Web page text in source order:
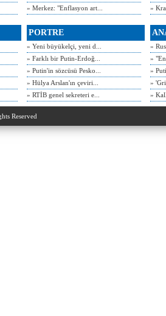
» Merkez: "Enflasyon art...
»
PORTRE
» Yeni büyükelçi, yeni d...
» Farklı bir Putin-Erdoğ...
» Putin'in sözcüsü Pesko...
» Hülya Arslan'ın çeviri...
» RTİB genel sekreteri e...
»
»
»
»
»
Reserved